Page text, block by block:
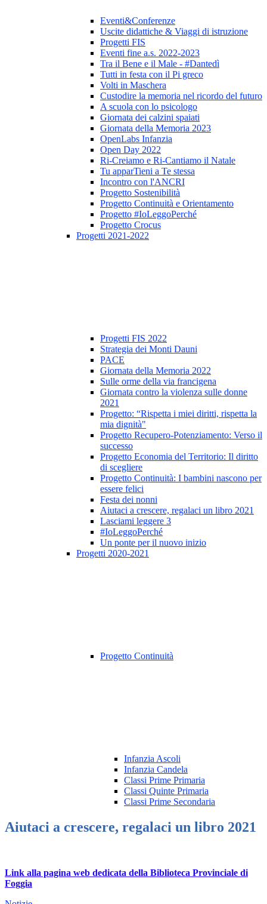
Eventi&Conferenze
Uscite didattiche & Viaggi di istruzione
Progetti FIS
Eventi fine a.s. 2022-2023
Tra il Bene e il Male - #Dantedì
Tutti in festa con il Pi greco
Volti in Maschera
Custodire la memoria nel ricordo del futuro
A scuola con lo psicologo
Giornata dei calzini spaiati
Giornata della Memoria 2023
OpenLabs Infanzia
Open Day 2022
Ri-Creiamo e Ri-Cantiamo il Natale
Tu apparTieni a Te stessa
Incontro con l'ANCRI
Progetto Sostenibilità
Progetto Continuità e Orientamento
Progetto #IoLeggoPerché
Progetto Crocus
Progetti 2021-2022
Progetti FIS 2022
Strategia dei Monti Dauni
PACE
Giornata della Memoria 2022
Sulle orme della via francigena
Giornata contro la violenza sulle donne
2021
Progetto: “Rispetta i miei diritti, rispetta la
mia dignità"
Progetto Recupero-Potenziamento: Verso il
successo
Progetto Economia del Territorio: Il diritto
di scegliere
Progetto Continuità: I bambini nascono per
essere felici
Festa dei nonni
Aiutaci a crescere, regalaci un libro 2021
Lasciami leggere 3
#IoLeggoPerché
Un ponte per il nuovo inizio
Progetti 2020-2021
Progetto Continuità
Infanzia Ascoli
Infanzia Candela
Classi Prime Primaria
Classi Quinte Primaria
Classi Prime Secondaria
Aiutaci a crescere, regalaci un libro 2021
Link alla pagina web dedicata della Biblioteca Provinciale di
Foggia